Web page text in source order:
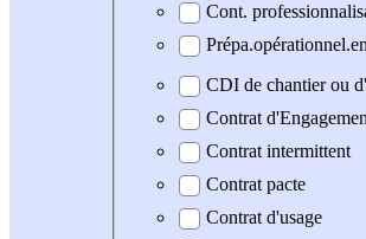
Cont.
CDI de chantier ou
Contrat
Contrat intermittent
Contrat pacte
Contrat d'usage